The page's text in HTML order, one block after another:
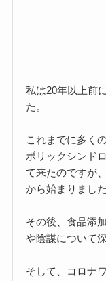
私は20年以上前
た。
これまでに多く
ボリックシンド
て来たのですが
から始まりました
その後、食品添
や陰謀について
そして、コロナ